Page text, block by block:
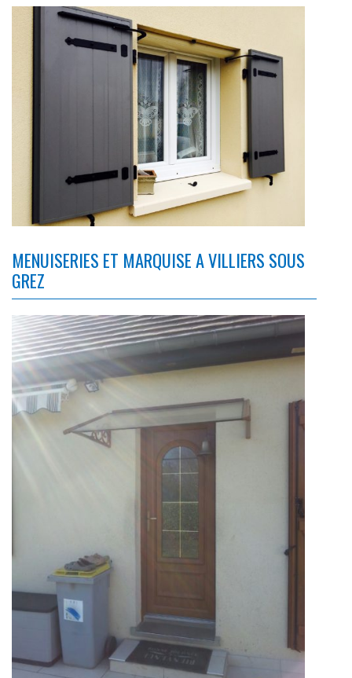
MENUISERIES ET MARQUISE A VILLIERS SOUS
GREZ